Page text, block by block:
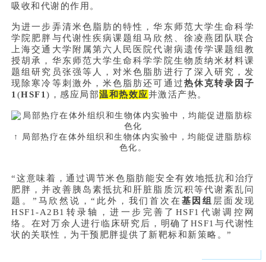
吸收和代谢的作用。
为进一步弄清米色脂肪的特性，华东师范大学生命科学
学院肥胖与代谢性疾病课题组马欣然、徐凌燕团队联合
上海交通大学附属第六人民医院代谢病遗传学课题组教
授胡承，华东师范大学生命科学学院生物质纳米材料课
题组研究员张强等人，对米色脂肪进行了深入研究，发
现除寒冷等刺激外，米色脂肪还可通过热休克转录因子
1 (HSF1)，感应局部温和热效应并激活产热。
↑ 局部热疗在体外组织和生物体内实验中，均能促进脂肪棕
色化。
“这意味着，通过调节米色脂肪能安全有效地抵抗和治疗
肥胖，并改善胰岛素抵抗和肝脏脂质沉积等代谢紊乱问
题。”马欣然说，“此外，我们首次在 基因组 层面发现
HSF1-A2B1转录轴，进一步完善了HSF1代谢调控网
络。在对万余人进行临床研究后，明确了HSF1与代谢性
状的关联性，为干预肥胖提供了新靶标和新策略。”